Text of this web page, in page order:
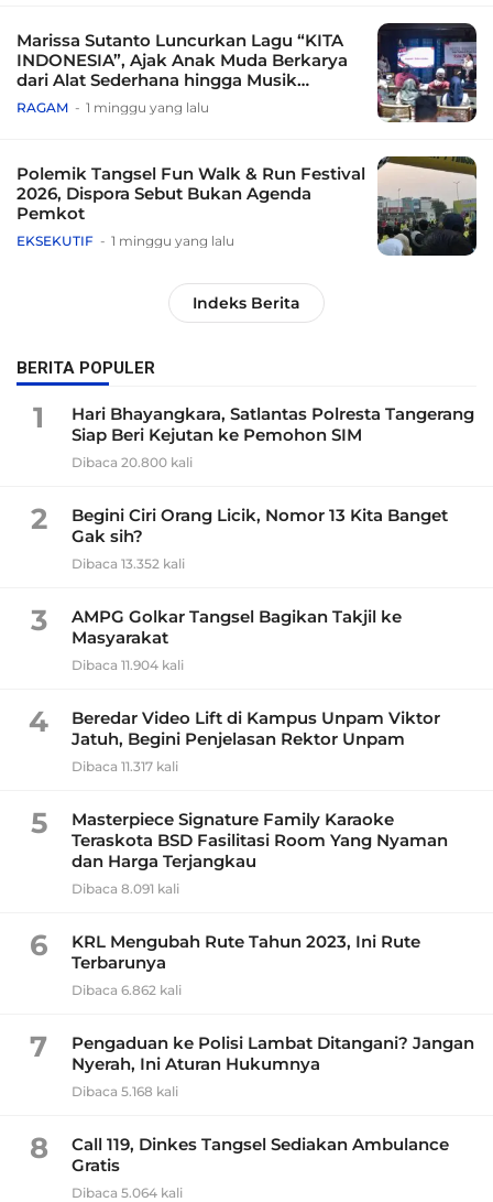
Marissa Sutanto Luncurkan Lagu “KITA
INDONESIA”, Ajak Anak Muda Berkarya
dari Alat Sederhana hingga Musik
Tradisional
RAGAM 1 minggu yang lalu
Polemik Tangsel Fun Walk & Run Festival
2026, Dispora Sebut Bukan Agenda
Pemkot
EKSEKUTIF 1 minggu yang lalu
Indeks Berita
BERITA POPULER
1
Hari Bhayangkara, Satlantas Polresta Tangerang
Siap Beri Kejutan ke Pemohon SIM
Dibaca 20.800 kali
2
Begini Ciri Orang Licik, Nomor 13 Kita Banget
Gak sih?
Dibaca 13.352 kali
3
AMPG Golkar Tangsel Bagikan Takjil ke
Masyarakat
Dibaca 11.904 kali
4
Beredar Video Lift di Kampus Unpam Viktor
Jatuh, Begini Penjelasan Rektor Unpam
Dibaca 11.317 kali
5
Masterpiece Signature Family Karaoke
Teraskota BSD Fasilitasi Room Yang Nyaman
dan Harga Terjangkau
Dibaca 8.091 kali
6
KRL Mengubah Rute Tahun 2023, Ini Rute
Terbarunya
Dibaca 6.862 kali
7
Pengaduan ke Polisi Lambat Ditangani? Jangan
Nyerah, Ini Aturan Hukumnya
Dibaca 5.168 kali
8
Call 119, Dinkes Tangsel Sediakan Ambulance
Gratis
Dibaca 5.064 kali